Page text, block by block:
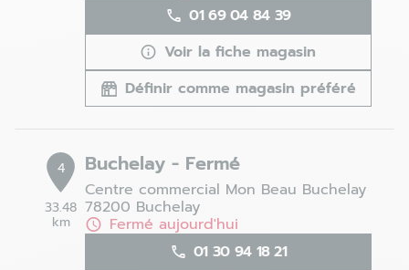
01 69 04 84 39
Voir la fiche magasin
Définir comme magasin préféré
4
33.48
km
Buchelay - Fermé
Centre commercial Mon Beau Buchelay
78200 Buchelay
Fermé aujourd'hui
01 30 94 18 21